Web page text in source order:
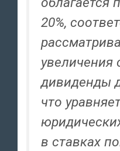
20%,
увеличения
дивиденды
что
в ставках